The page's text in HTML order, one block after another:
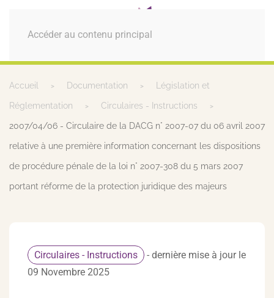
Accéder au contenu principal
MENU
Accueil Documentation Législation et
Réglementation Circulaires - Instructions
2007/04/06 - Circulaire de la DACG n° 2007-07 du 06 avril 2007
relative à une première information concernant les dispositions
de procédure pénale de la loi n° 2007-308 du 5 mars 2007
portant réforme de la protection juridique des majeurs
Circulaires - Instructions
- dernière mise à jour le
09 Novembre 2025